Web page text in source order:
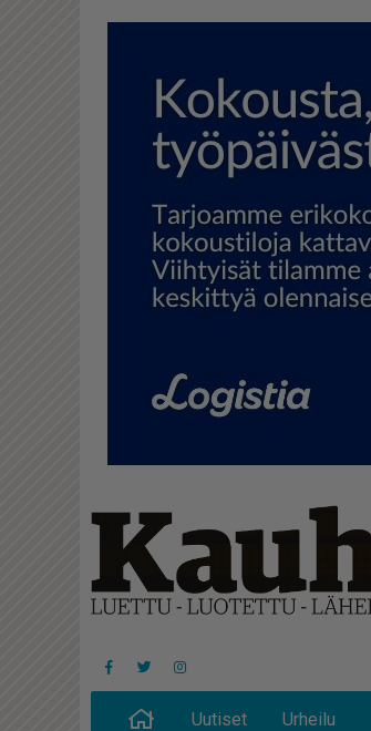
Uutiset Urheilu